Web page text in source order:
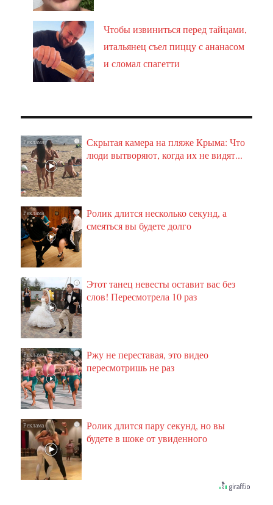
Чтобы извиниться перед тайцами,
итальянец съел пиццу с ананасом
и сломал спагетти
i
Скрытая камера на пляже Крыма: Что
люди вытворяют, когда их не видят...
i
Ролик длится несколько секунд, а
смеяться вы будете долго
i
Этот танец невесты оставит вас без
слов! Пересмотрела 10 раз
i
Ржу не переставая, это видео
пересмотришь не раз
i
Ролик длится пару секунд, но вы
будете в шоке от увиденного